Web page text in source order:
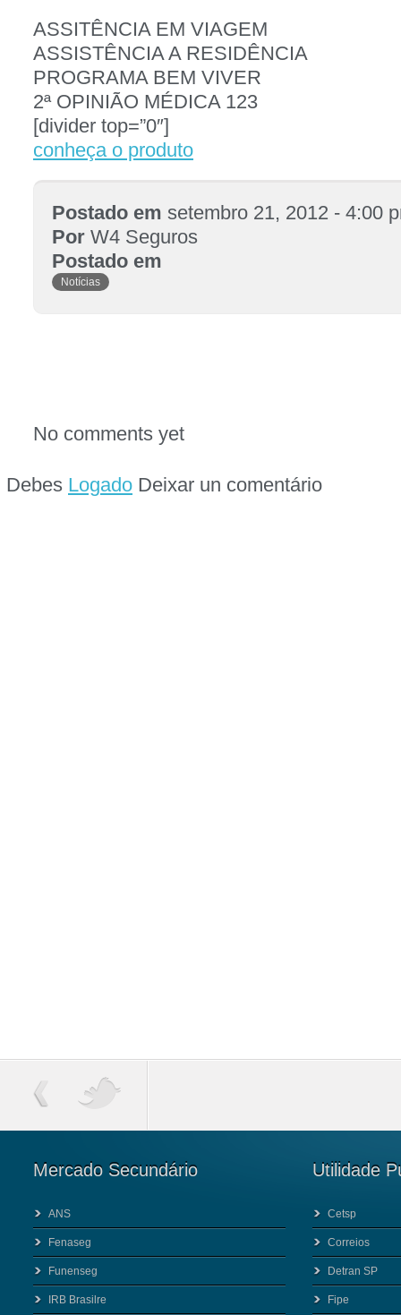
ASSITÊNCIA EM VIAGEM
ASSISTÊNCIA A RESIDÊNCIA
PROGRAMA BEM VIVER
2ª OPINIÃO MÉDICA 123
[divider top=”0″]
conheça o produto
Postado em setembro 21, 2012 - 4:00
Por W4 Seguros
Postado em
Notícias
No comments yet
Debes Logado Deixar un comentário
Mercado Secundário
ANS
Fenaseg
Funenseg
IRB Brasilre
Utilidade
Cetsp
Correios
Detran SP
Fipe